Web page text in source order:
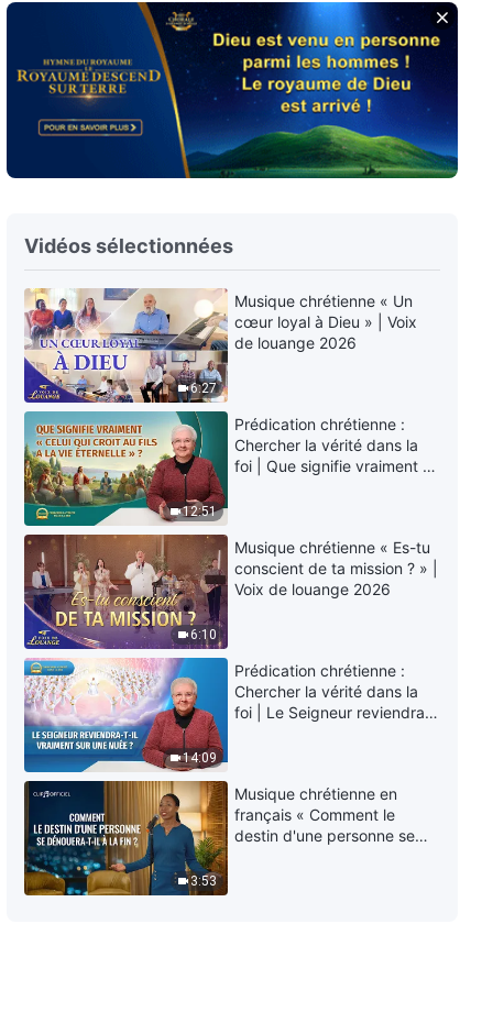
3:15
Paroles de Dieu quotidiennes :
Connaître l'œuvre de Dieu |
Extrait 222
Paroles de Dieu quotidiennes :
Connaître l'œuvre de Dieu |
Extrait 223
7:38
Paroles de Dieu quotidiennes :
Connaître l'œuvre de Dieu |
Extrait 224
4:29
Paroles de Dieu quotidiennes :
Connaître l'œuvre de Dieu |
Extrait 225
10:11
Paroles de Dieu quotidiennes :
Connaître l'œuvre de Dieu |
Extrait 226
8:55
Paroles de Dieu quotidiennes :
Connaître l'œuvre de Dieu |
Extrait 227
6:16
Paroles de Dieu quotidiennes :
Connaître l'œuvre de Dieu |
Extrait 228
Paroles de Dieu quotidiennes :
Connaître l'œuvre de Dieu |
Extrait 229
Vidéos sélectionnées
6:27
Musique chrétienne « Un
cœur loyal à Dieu » | Voix
de louange 2026
12:51
Prédication chrétienne :
Chercher la vérité dans la
foi | Que signifie vraiment «
6:10
Musique chrétienne « Es-tu
conscient de ta mission ? » |
Voix de louange 2026
14:09
Prédication chrétienne :
Chercher la vérité dans la
foi | Le Seigneur reviendra-
3:53
Musique chrétienne en
français « Comment le
destin d'une personne se